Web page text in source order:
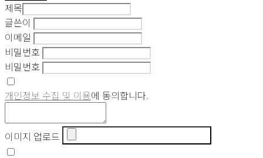
제목
글쓴이
이메일
비밀번호
비밀번호
개인정보 수집 및 이용에 동의합니다.
이미지 업로드